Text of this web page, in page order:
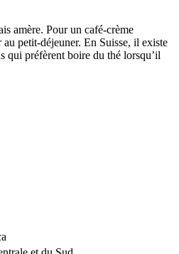
amère. Pour un café-crème
petit-déjeuner. En Suisse, il existe
qui préfèrent boire du thé lorsqu’il